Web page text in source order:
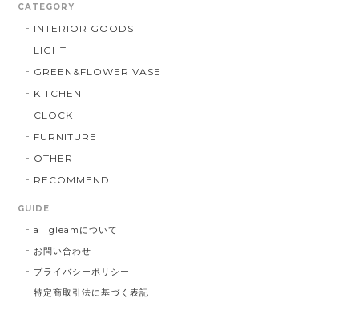
CATEGORY
INTERIOR GOODS
LIGHT
GREEN&FLOWER VASE
KITCHEN
CLOCK
FURNITURE
OTHER
RECOMMEND
GUIDE
a gleamについて
お問い合わせ
プライバシーポリシー
特定商取引法に基づく表記